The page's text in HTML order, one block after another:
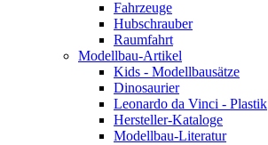
Fahrzeuge
Hubschrauber
Raumfahrt
Modellbau-Artikel
Kids - Modellbausätze
Dinosaurier
Leonardo da Vinci - Plastik
Hersteller-Kataloge
Modellbau-Literatur